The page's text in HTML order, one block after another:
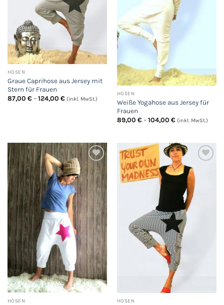
HOSEN
Graue Caprihose aus Jersey mit
Stern für Frauen
87,00 € – 124,00 €Preisspanne:
(inkl. MwSt.)
HOSEN
Weiße Yogahose aus Jersey für
Frauen
89,00 € – 104,00 €Preisspanne:
(inkl. MwSt.)
Auf
die
Wunschliste
HOSEN
die
Wunschliste
HOSEN